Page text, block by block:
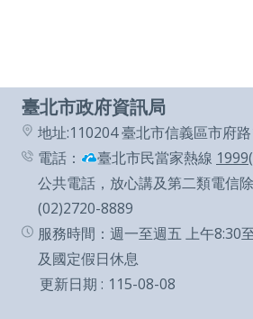
開
關
於
資
訊
局
臺北市政府資訊局
地址:110204 臺北市信義區市府
電話：
臺北市民當家熱線 1999
公共電話，放心講及第二類電信
(02)2720-8889
服務時間：週一至週五 上午8:30
及國定假日休息
更新日期
115-08-08